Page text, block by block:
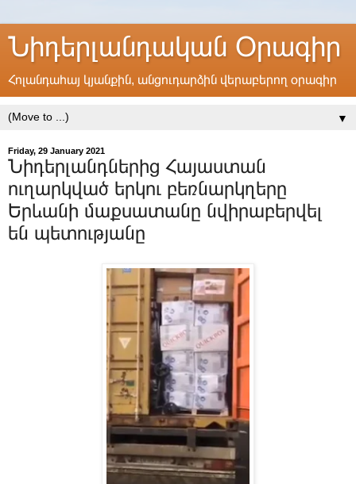
Նիդերլանդական Օրագիր
Հոլանդահայ կյանքին, անցուդարձին վերաբերող օրագիր
▼
Friday, 29 January 2021
Նիդերլանդներից Հայաստան
ուղարկված երկու բեռնարկղերը
Երևանի մաքսատանը նվիրաբերվել
են պետությանը